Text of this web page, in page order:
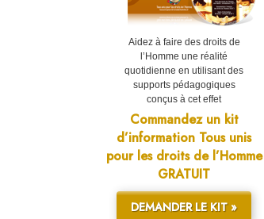
Aidez à faire des droits de
l’Homme une réalité
quotidienne en utilisant des
supports pédagogiques
conçus à cet effet
Commandez un kit
d’information Tous unis
pour les droits de l’Homme
GRATUIT
DEMANDER LE KIT »